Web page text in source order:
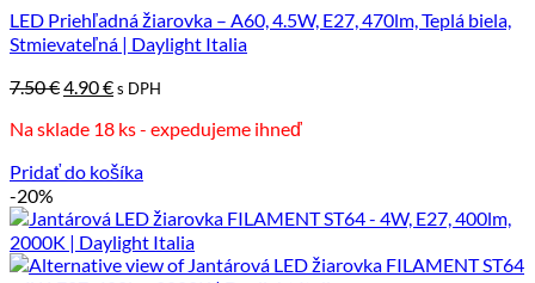
LED Priehľadná žiarovka – A60, 4.5W, E27, 470lm, Teplá biela,
Stmievateľná | Daylight Italia
7.50€Pôvodná
bola:
4.90€Aktuálna
je:
s DPH
Na sklade 18 ks - expedujeme ihneď
Pridať do košíka
-20%